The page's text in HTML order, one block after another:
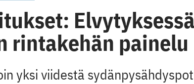
Elvytyksessä
rintakehän painelu
yksi viidestä